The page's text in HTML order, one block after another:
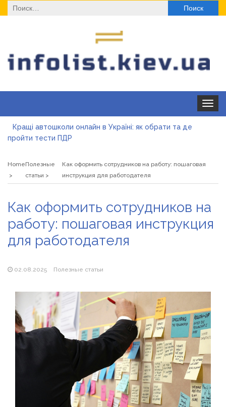
Найти:
Toggle
Кращі автошколи онлайн в Україні: як обрати та де
пройти тести ПДР
Какие одноразовые решения помогают быстро
согреться
«Правильне електроживлення» — лідер серед компаній з
продажу сонячних батарей
Як збільшити прибуток без відкриття нових кавових
точок
HomeПолезные
статьи
Как оформить сотрудников на работу: пошаговая
инструкция для работодателя
Как оформить сотрудников на
работу: пошаговая инструкция
для работодателя
02.08.2025 Полезные статьи